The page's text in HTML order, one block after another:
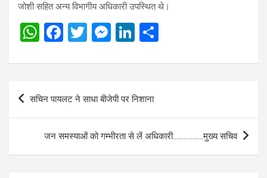
जोशी सहित अन्य विभागीय अधिकारी उपस्थित थे।
W
at
s
A
p
p
F
ce
o
o
k
T
tt
er
M
se
n
g
er
Li
ke
dI
n
ar
Post
सचिन पायलट ने साधा बीजेपी पर निशाना
जन समस्याओं को गम्भीरता से लें अधिकारी……………..मुख्य सचिव